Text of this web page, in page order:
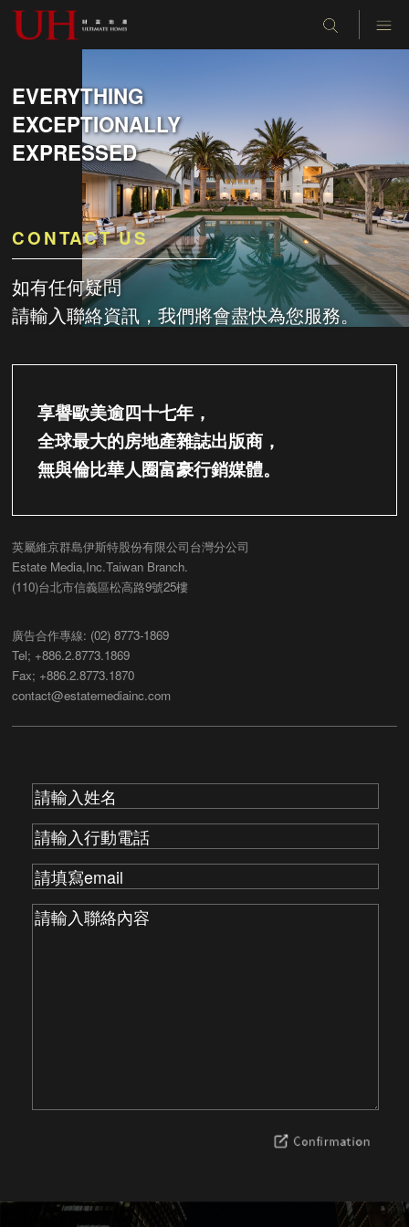
EVERYTHING
EXCEPTIONALLY
EXPRESSED
CONTACT US
如有任何疑問
請輸入聯絡資訊，我們將會盡快為您服務。
享譽歐美逾四十七年，
全球最大的房地產雜誌出版商，
無與倫比華人圈富豪行銷媒體。
英屬維京群島伊斯特股份有限公司台灣分公司
Estate Media,Inc.Taiwan Branch.
(110)台北市信義區松高路9號25樓
廣告合作專線: (02) 8773-1869
Tel; +886.2.8773.1869
Fax; +886.2.8773.1870
contact@estatemediainc.com